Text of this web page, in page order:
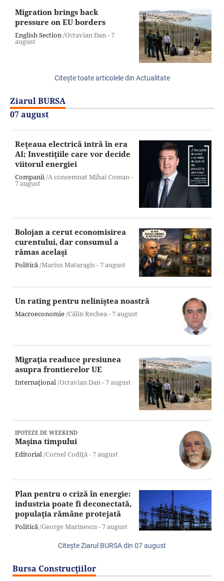
Migration brings back
pressure on EU borders
English Section/Octavian Dan -7
august
Citeşte toate articolele din Actualitate
Ziarul BURSA
07 august
Reţeaua electrică intră în era
AI; Investiţiile care vor decide
viitorul energiei
Companii/A consemnat Mihai Coman -
7 august
Bolojan a cerut economisirea
curentului, dar consumul a
rămas acelaşi
Politică/Marius Mataragis -7 august
Un rating pentru neliniştea noastră
Macroeconomie/Călin Rechea -7 august
Migraţia readuce presiunea
asupra frontierelor UE
Internaţional/Octavian Dan -7 august
IPOTEZE DE WEEKEND
Maşina timpului
Editorial/Cornel Codiţă -7 august
Plan pentru o criză în energie:
industria poate fi deconectată,
populaţia rămâne protejată
Politică/George Marinescu -7 august
Citeşte Ziarul BURSA din 07 august
Bursa Construcţiilor